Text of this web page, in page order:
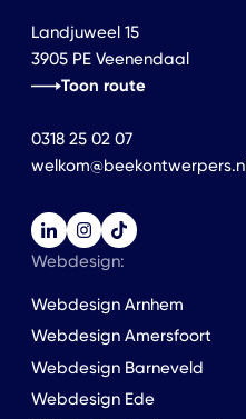
Landjuweel 15
3905 PE Veenendaal
Toon route
0318 25 02 07
welkom@beekontwerpers.nl
Webdesign:
Webdesign Arnhem
Webdesign Amersfoort
Webdesign Barneveld
Webdesign Ede